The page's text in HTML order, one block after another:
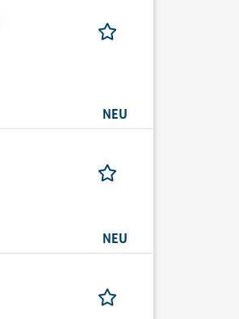
NEU
NEU